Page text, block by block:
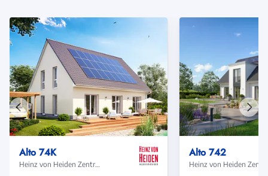
Alto 74K
Heinz von Heiden Zentrale
Alto 742
Vorheriges
Haus
Haus